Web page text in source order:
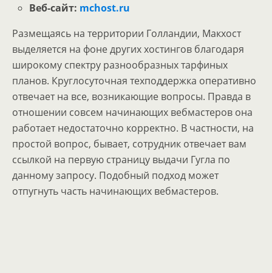
Веб-сайт: mchost.ru
Размещаясь на территории Голландии, Макхост
выделяется на фоне других хостингов благодаря
широкому спектру разнообразных тарфиных
планов. Круглосуточная техподдержка оперативно
отвечает на все, возникающие вопросы. Правда в
отношении совсем начинающих вебмастеров она
работает недостаточно корректно. В частности, на
простой вопрос, бывает, сотрудник отвечает вам
ссылкой на первую страницу выдачи Гугла по
данному запросу. Подобный подход может
отпугнуть часть начинающих вебмастеров.